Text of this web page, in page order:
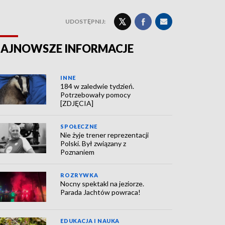
UDOSTĘPNIJ:
INFORMACJE
INNE
184 w zaledwie tydzień.
Potrzebowały pomocy
[ZDJĘCIA]
SPOŁECZNE
Nie żyje trener reprezentacji
Polski. Był związany z
Poznaniem
ROZRYWKA
Nocny spektakl na jeziorze.
Parada Jachtów powraca!
EDUKACJA I NAUKA